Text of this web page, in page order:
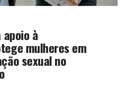
à
mulheres em
sexual no